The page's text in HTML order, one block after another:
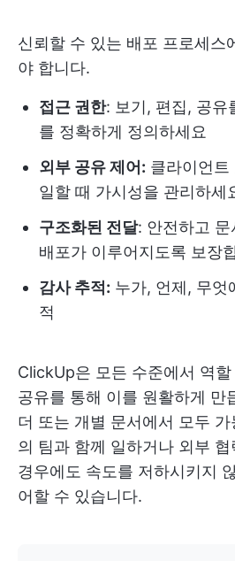
신뢰할 수 있는 배포 프로세스
야 합니다.
접근 권한: 보기, 편집, 공유
를 정확하게 정의하세요
외부 공유 제어: 클라이언트
일할 때 가시성을 관리하세
구조화된 전달: 안전하고 문
배포가 이루어지도록 보장
감사 추적: 누가, 언제, 무엇
적
ClickUp은 모든 수준에서 역
공유를 통해 이를 원활하게 만
더 또는 개별 문서에서 모두
의 팀과 함께 일하거나 외부
경우에도 속도를 저하시키지
어할 수 있습니다.